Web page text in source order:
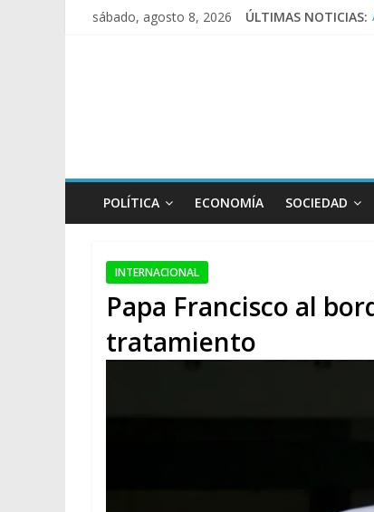
sábado, agosto 8, 2026 ÚLTIMAS NOTICIAS:
POLÍTICA ECONOMÍA SOCIEDAD
INTERNACIONAL
Papa Francisco al
tratamiento